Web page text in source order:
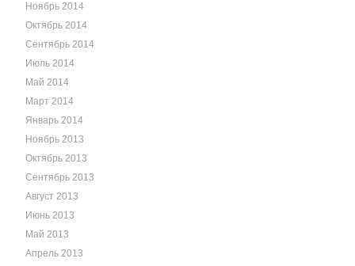
Ноябрь 2014
Октябрь 2014
Сентябрь 2014
Июль 2014
Май 2014
Март 2014
Январь 2014
Ноябрь 2013
Октябрь 2013
Сентябрь 2013
Август 2013
Июнь 2013
Май 2013
Апрель 2013